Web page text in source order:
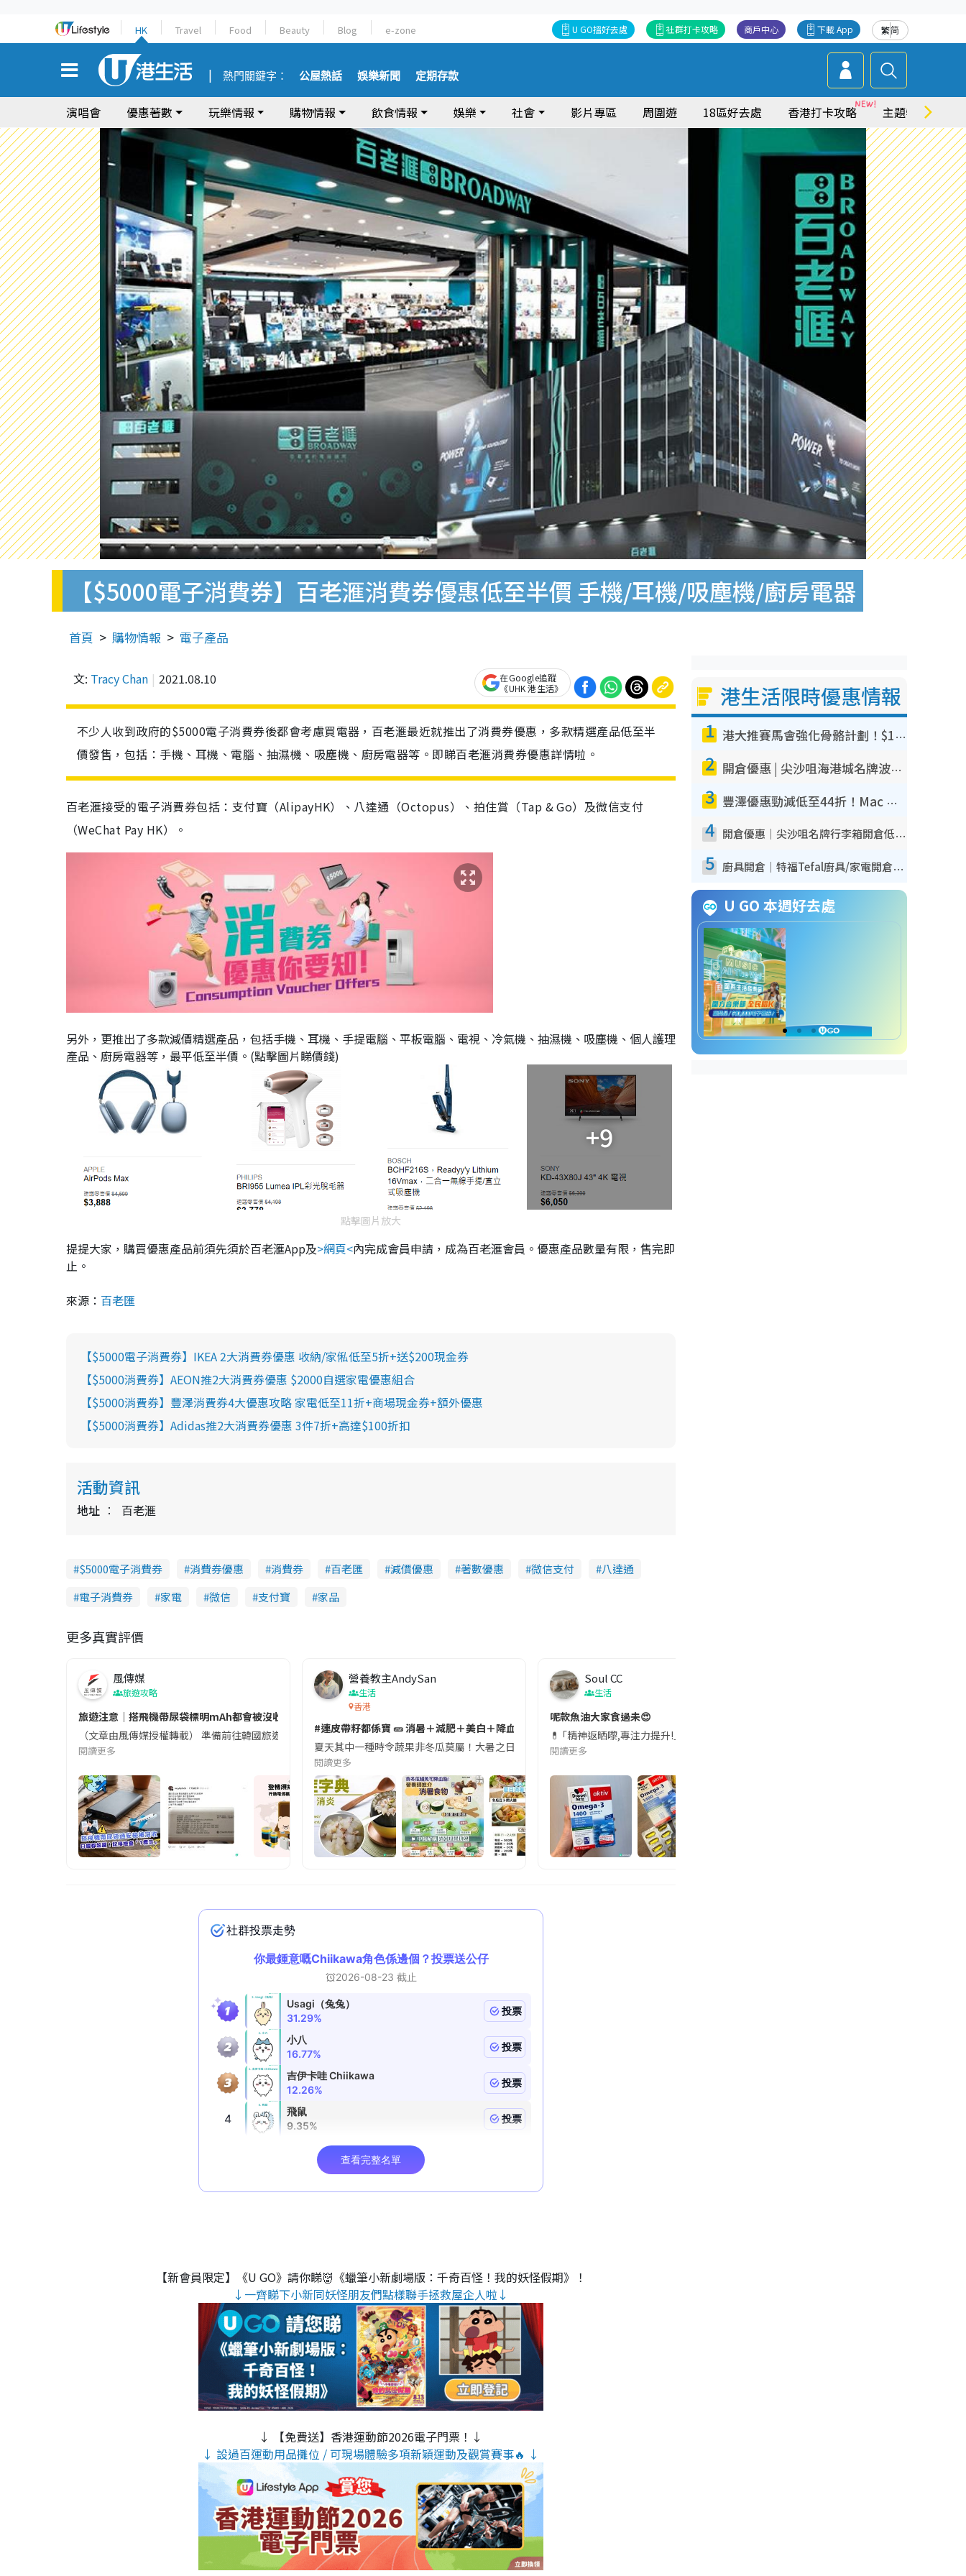
HK Travel Food Beauty Blog e-zone 繁简
下載 App
商戶中心
社群打卡攻略
U GO搵好去處
熱門關鍵字： 公屋熱話 娛樂新聞 定期存款
演唱會 優惠著數 玩樂情報 購物情報 飲食情報 娛樂 社會 影片專區 周圍遊 18區好去處 香港打卡攻略 主題特集
【$5000電子消費券】百老滙消費券優惠低至半價 手機/耳機/吸塵機/廚房電器
首頁 購物情報 電子產品
文: Tracy Chan 2021.08.10
在Google追蹤
《UHK 港生活》
不少人收到政府的$5000電子消費券後都會考慮買電器，百老滙最近就推出了消費券優惠，多款精選產品低至半
價發售，包括：手機、耳機、電腦、抽濕機、吸塵機、廚房電器等。即睇百老滙消費券優惠詳情啦。
百老滙接受的電子消費券包括：支付寶（AlipayHK）、八達通（Octopus）、拍住賞（Tap & Go）及微信支付
（WeChat Pay HK）。
另外，更推出了多款減價精選產品，包括手機、耳機、手提電腦、平板電腦、電視、冷氣機、抽濕機、吸塵機、個人護理
產品、廚房電器等，最平低至半價。(點擊圖片睇價錢)
+9
點擊圖片放大
提提大家，購買優惠產品前須先須於百老滙App及>網頁<內完成會員申請，成為百老滙會員。優惠產品數量有限，售完即
止。
來源： 百老匯
【$5000電子消費券】IKEA 2大消費券優惠 收納/家俬低至5折+送$200現金券
【$5000消費券】AEON推2大消費券優惠 $2000自選家電優惠組合
【$5000消費券】豐澤消費券4大優惠攻略 家電低至11折+商場現金券+額外優惠
【$5000消費券】Adidas推2大消費券優惠 3件7折+高達$100折扣
活動資訊
地址 百老滙
$5000電子消費券 消費券優惠 消費券 百老匯 減價優惠 著數優惠 微信支付
八達通
電子消費券
家電 微信 支付寶 家品
更多真實評價
風傳媒
旅遊攻略
旅遊注意｜搭飛機帶尿袋標明mAh都會被沒收😱出發前切記檢查「1標示」🚨
（文章由風傳媒授權轉載） 準備前往韓國旅遊的民眾，近期要特別留意隨身行李中的行動電源。一名旅客日前在機場安檢時，明明攜帶的行動電源機身已標示「10000mAh」，卻仍被要求當場
閱讀更多
營養教主AndySan
生活
香港
#連皮帶籽都係寶 🥒 消暑＋減肥＋美白＋降血脂
夏天其中一種時令蔬果非冬瓜莫屬！大暑之日，點都要飲碗冬瓜湯消暑解渴！除了解暑，冬瓜仲有好多鮮為人知嘅好處：減肥、消水腫、降血
閱讀更多
Soul CC
生活
呢款魚油大家食過未😍
💊 ｢精神返晒嚟,專注力提升!｣ 長時間對住電腦､剪片寫稿,成日覺得眼睛乾澀､腦袋好似｢斷
閱讀更多
【新會員限定】《U GO》請你睇👹《蠟筆小新劇場版：千奇百怪！我的妖怪假期》！
↓一齊睇下小新同妖怪朋友們點樣聯手拯救屋企人啦↓
↓ 【免費送】香港運動節2026電子門票！↓
↓ 設過百運動用品攤位 / 可現場體驗多項新穎運動及觀賞賽事🔥 ↓
港生活限時優惠情報
1 港大推賽馬會強化骨骼計劃！$100骨質密度X光檢查 完成免費運動訓練送超市禮券！附參加資格
2 開倉優惠 | 尖沙咀海港城名牌波鞋開倉低至1折！On鞋$899起／Joy&Peace鞋履$98起
3 豐澤優惠勁減低至44折！Mac mini/iPhone17Pro大減價！廚房家電$220起
4 開倉優惠｜尖沙咀名牌行李箱開倉低至4折！一連5日 American Tourister/ace./Hallmark $200起！
5 廚具開倉｜特福Tefal廚具/家電開倉低至3折！$220起買平底鍋/炒鑊/湯煲！電飯煲/吸塵機/燙斗$418起
U GO 本週好去處